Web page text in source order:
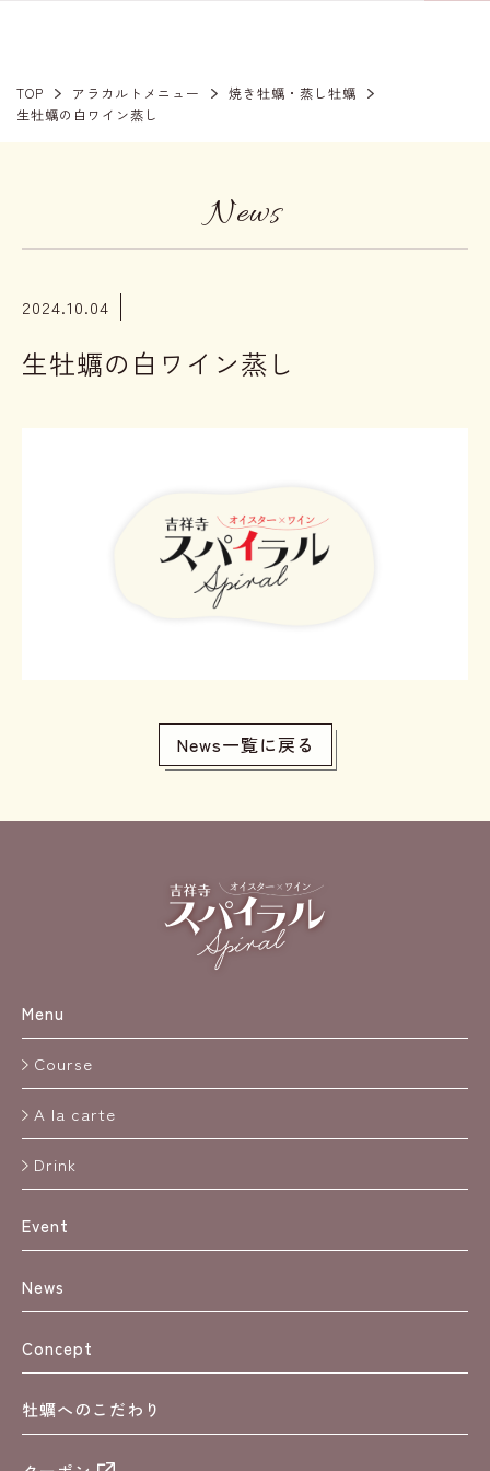
TOP アラカルトメニュー
焼き牡蠣・蒸し牡蠣
生牡蠣の白ワイン蒸し
News
2024.10.04
生牡蠣の白ワイン蒸し
News一覧に戻る
Menu
Course
A la carte
Drink
Event
News
Concept
牡蠣へのこだわり